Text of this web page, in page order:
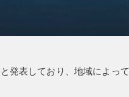
発表しており、地域によって